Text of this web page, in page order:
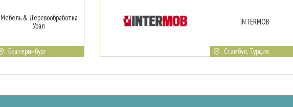
Мебель & Деревообработка
Урал
Екатеринбург
INTERMOB
Стамбул, Турция